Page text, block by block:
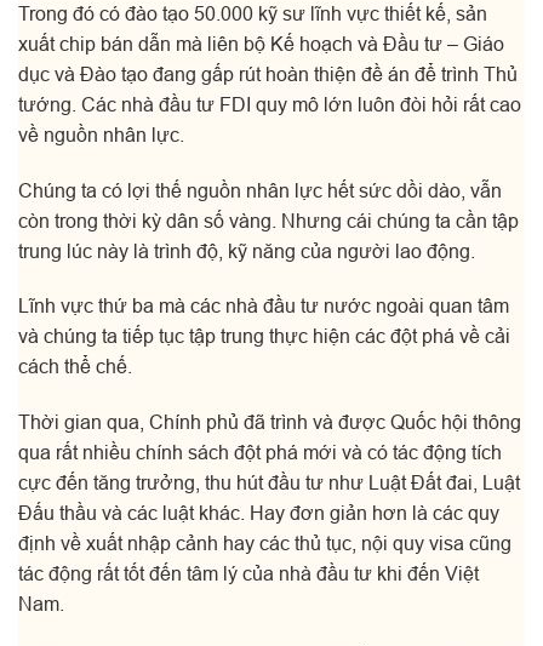
Trong đó có đào tạo 50.000 kỹ sư lĩnh vực thiết kế, sản
xuất chip bán dẫn mà liên bộ Kế hoạch và Đầu tư – Giáo
dục và Đào tạo đang gấp rút hoàn thiện đề án để trình Thủ
tướng. Các nhà đầu tư FDI quy mô lớn luôn đòi hỏi rất cao
về nguồn nhân lực.
Chúng ta có lợi thế nguồn nhân lực hết sức dồi dào, vẫn
còn trong thời kỳ dân số vàng. Nhưng cái chúng ta cần tập
trung lúc này là trình độ, kỹ năng của người lao động.
Lĩnh vực thứ ba mà các nhà đầu tư nước ngoài quan tâm
và chúng ta tiếp tục tập trung thực hiện các đột phá về cải
cách thể chế.
Thời gian qua, Chính phủ đã trình và được Quốc hội thông
qua rất nhiều chính sách đột phá mới và có tác động tích
cực đến tăng trưởng, thu hút đầu tư như Luật Đất đai, Luật
Đấu thầu và các luật khác. Hay đơn giản hơn là các quy
định về xuất nhập cảnh hay các thủ tục, nội quy visa cũng
tác động rất tốt đến tâm lý của nhà đầu tư khi đến Việt
Nam.